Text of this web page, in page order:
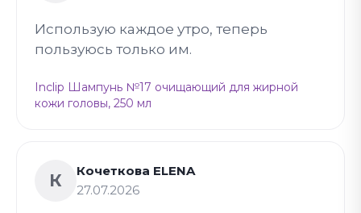
Использую каждое утро, теперь
пользуюсь только им.
Inclip Шампунь №17 очищающий для жирной
кожи головы, 250 мл
К
Кочеткова ELENA
27.07.2026